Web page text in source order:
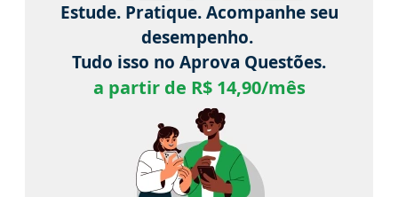
Estude. Pratique. Acompanhe seu
desempenho.
Tudo isso no Aprova Questões.
a partir de R$ 14,90/mês